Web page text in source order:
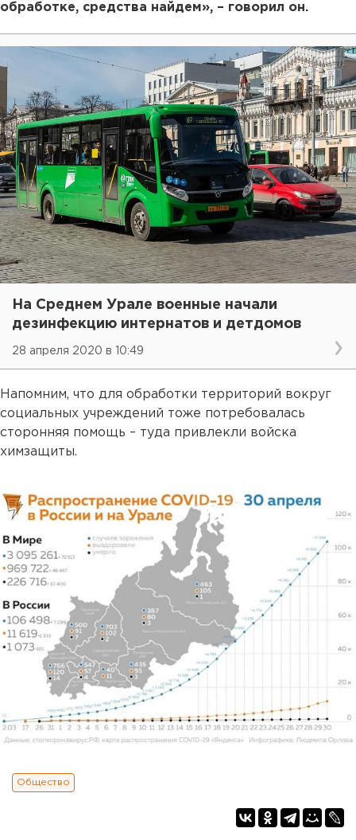
обработке, средства найдем», – говорил он.
На Среднем Урале военные начали
дезинфекцию интернатов и детдомов
28 апреля 2020 в 10:49
Напомним, что для обработки территорий вокруг
социальных учреждений тоже потребовалась
сторонняя помощь – туда привлекли войска
химзащиты.
Общество